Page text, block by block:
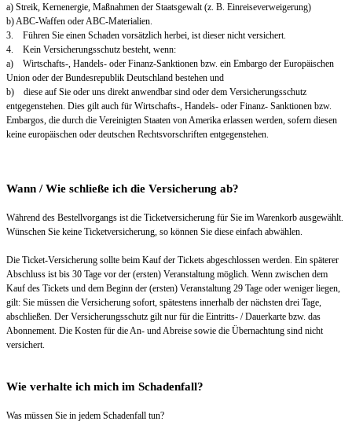
a) Streik, Kernenergie, Maßnahmen der Staatsgewalt (z. B. Einreiseverweigerung)
b) ABC-Waffen oder ABC-Materialien.
3. Führen Sie einen Schaden vorsätzlich herbei, ist dieser nicht versichert.
4. Kein Versicherungsschutz besteht, wenn:
a) Wirtschafts-, Handels- oder Finanz-Sanktionen bzw. ein Embargo der Europäischen
Union oder der Bundesrepublik Deutschland bestehen und
b) diese auf Sie oder uns direkt anwendbar sind oder dem Versicherungsschutz
entgegenstehen. Dies gilt auch für Wirtschafts-, Handels- oder Finanz- Sanktionen bzw.
Embargos, die durch die Vereinigten Staaten von Amerika erlassen werden, sofern diesen
keine europäischen oder deutschen Rechtsvorschriften entgegenstehen.
Wann / Wie schließe ich die Versicherung ab?
Während des Bestellvorgangs ist die Ticketversicherung für Sie im Warenkorb ausgewählt.
Wünschen Sie keine Ticketversicherung, so können Sie diese einfach abwählen.
Die Ticket-Versicherung sollte beim Kauf der Tickets abgeschlossen werden. Ein späterer
Abschluss ist bis 30 Tage vor der (ersten) Veranstaltung möglich. Wenn zwischen dem
Kauf des Tickets und dem Beginn der (ersten) Veranstaltung 29 Tage oder weniger liegen,
gilt: Sie müssen die Versicherung sofort, spätestens innerhalb der nächsten drei Tage,
abschließen. Der Versicherungsschutz gilt nur für die Eintritts- / Dauerkarte bzw. das
Abonnement. Die Kosten für die An- und Abreise sowie die Übernachtung sind nicht
versichert.
Wie verhalte ich mich im Schadenfall?
Was müssen Sie in jedem Schadenfall tun?